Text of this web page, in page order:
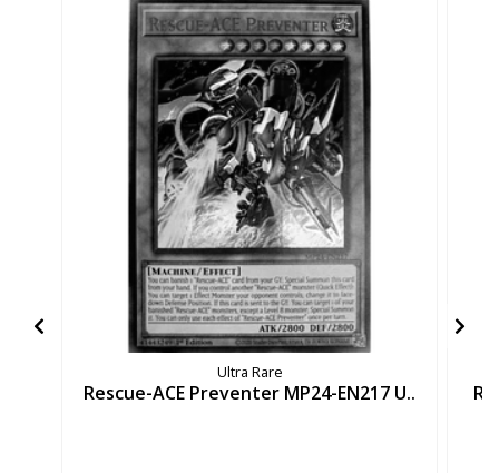
Ultra Rare
Rescue-ACE Preventer MP24-EN217 U..